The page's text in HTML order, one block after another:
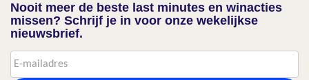
Nooit meer de beste last minutes en winacties
missen? Schrijf je in voor onze wekelijkse
nieuwsbrief.